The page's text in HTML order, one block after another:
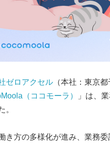
ゼロアクセル（本社：東京
（ココモーラ）
」は、
。
き方の多様化が進み、業務